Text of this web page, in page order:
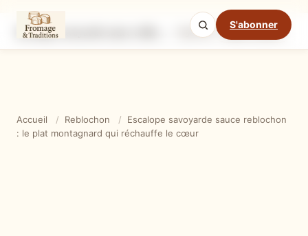
S'abonner
Ingrédients Étapes
Mode cuisine
Accueil / Reblochon /
Escalope savoyarde sauce reblochon
: le plat montagnard qui réchauffe le cœur